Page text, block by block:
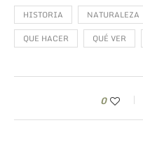
HISTORIA NATURALEZA
QUE HACER
QUÉ VER
0